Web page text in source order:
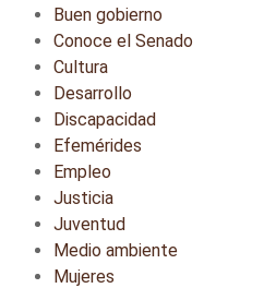
Buen gobierno
Conoce el Senado
Cultura
Desarrollo
Discapacidad
Efemérides
Empleo
Justicia
Juventud
Medio ambiente
Mujeres